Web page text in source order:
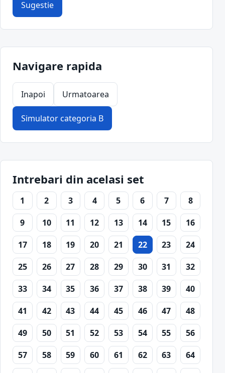
Sugestie
Navigare rapida
Inapoi Urmatoarea
Simulator categoria B
Intrebari din acelasi set
1 2 3 4 5 6 7
8
9
10 11 12 13 14 15
16
17
18 19 20 21 22 23
24
25
26 27 28 29 30 31
32
33
34 35 36 37 38 39
40
41
42 43 44 45 46 47
48
49
50 51 52 53 54 55
56
57
58 59 60 61 62 63
64